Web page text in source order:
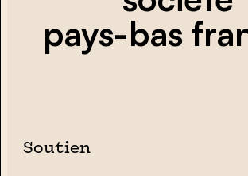
pays-bas
Soutien